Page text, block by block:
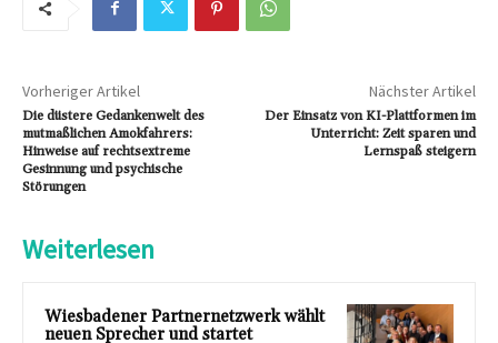
Vorheriger Artikel
Die düstere Gedankenwelt des
mutmaßlichen Amokfahrers:
Hinweise auf rechtsextreme
Gesinnung und psychische
Störungen
Nächster Artikel
Der Einsatz von KI-Plattformen im
Unterricht: Zeit sparen und
Lernspaß steigern
Weiterlesen
Wiesbadener Partnernetzwerk wählt
neuen Sprecher und startet